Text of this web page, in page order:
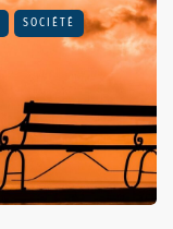
SOCIÉTÉ